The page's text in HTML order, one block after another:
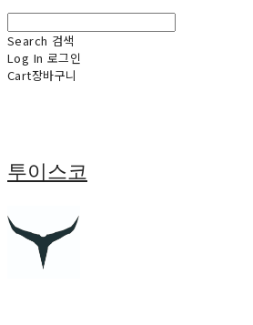
Search 검색
Log In 로그인
Cart장바구니
투이스코